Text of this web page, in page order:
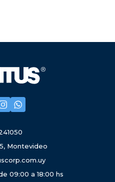

Montevideo
09:00 a 18:00 hs